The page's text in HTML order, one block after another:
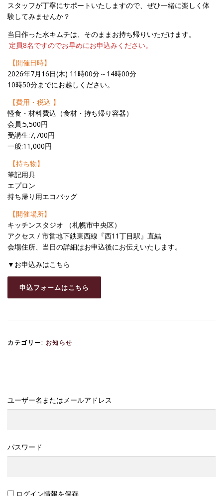
スタッフが丁寧にサポートいたしますので、ぜひ一緒に楽しく体
験してみませんか？
当日作った水キムチは、そのままお持ち帰りいただけます。
定員8名ですのでお早めにお申込みください。
【開催日時】
2026年7月16日(木) 11時00分～14時00分
10時50分までにお越しください。
【費用・税込 】
軽食・材料費込（食材・持ち帰り容器）
会員:5,500円
受講生:7,700円
一般:11,000円
【持ち物】
筆記用具
エプロン
持ち帰り用エコバッグ
【開催場所】
キッチンスタジオ （札幌市中央区）
アクセス / 市営地下鉄東西線『西11丁目駅』直結
会場住所、当日の詳細はお申込後にお伝えいたします。
▼お申込みはこちら
申込フォームはこちら
カテゴリー: お知らせ
ユーザー名またはメールアドレス
パスワード
ログイン情報を保存